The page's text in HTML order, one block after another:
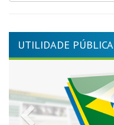
UTILIDADE PÚBLICA
Previous